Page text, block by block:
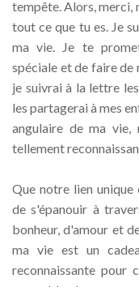
tempête. Alors, merci,
tout ce que tu es. Je
ma vie. Je te
spéciale et de faire de
je suivrai à la lettre
les partagerai à mes
angulaire de ma
tellement
Que notre lien
de s'épanouir à
bonheur, d'amour et
ma vie est un
reconnaissante pour